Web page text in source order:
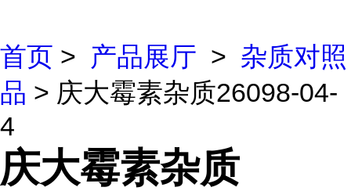
首页 > 产品展厅 > 杂质对照
品 > 庆大霉素杂质26098-04-
4
庆大霉素杂质